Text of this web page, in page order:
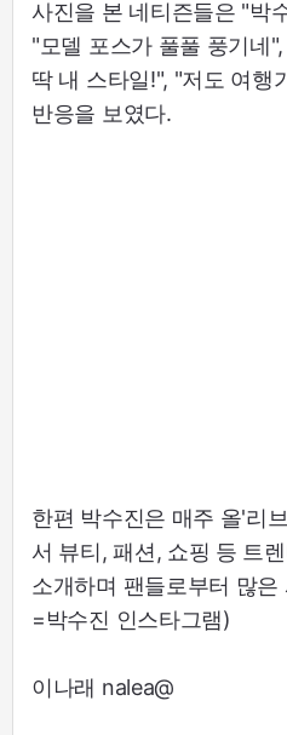
사진을 본 네티즌들은 "박
"모델 포스가 풀풀 풍기네
딱 내 스타일!", "저도 여행
반응을 보였다.
한편 박수진은 매주 올'리
서 뷰티, 패션, 쇼핑 등 트
소개하며 팬들로부터 많
=박수진 인스타그램)
이나래 nalea@